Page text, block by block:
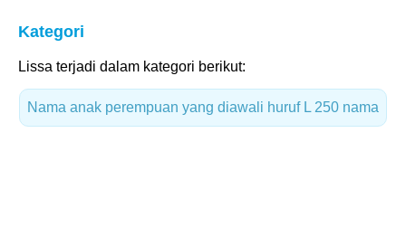
Kategori
Lissa terjadi dalam kategori berikut:
Nama anak perempuan yang diawali huruf L 250 nama